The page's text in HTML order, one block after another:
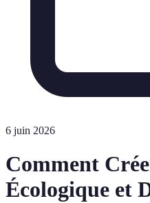
6 juin 2026
Comment
Écologique et